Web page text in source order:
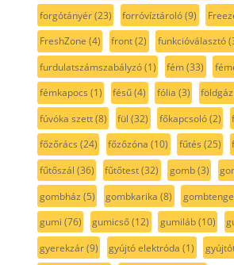
forgótányér(23) forróvíztároló(9)
FreshZone (4) front(2) funkcióválasztó
furdulatszámszabályzó(1) fém(33)
fémkapocs (1) fésű(4) fólia (3) földgáz
fúvóka szett(8) fül (32) főkapcsoló(2)
főzőrács (24) főzőzóna (10) fűtés (25)
fűtőszál (36) fűtőtest(32) gomb(3)
gombház (5) gombkarika (8)
gumi (76) gumicső(12) gumiláb(10)
gyerekzár(9) gyújtó elektróda (1)